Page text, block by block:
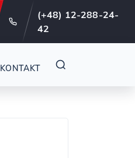
(+48) 12-288-24-
42
KONTAKT